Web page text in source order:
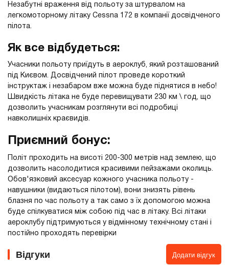
Незабутні враження від польоту за штурвалом на
легкомоторному літаку Cessna 172 в компанії досвідченого
пілота.
Як все відбудеться:
Учасники польоту приїдуть в аероклуб, який розташований
під Києвом. Досвідчений пілот проведе короткий
інструктаж і незабаром вже можна буде піднятися в небо!
Швидкість літака не буде перевищувати 230 км \ год, що
дозволить учасникам розглянути всі подробиці
навколишніх краєвидів.
Приємний бонус:
Політ проходить на висоті 200-300 метрів над землею, що
дозволить насолодитися красивими пейзажами околиць.
Обов'язковий аксесуар кожного учасника польоту -
навушники (видаються пілотом), вони знизять рівень
блазня по час польоту а так само з їх допомогою можна
буде спілкуватися між собою під час в літаку. Всі літаки
аероклубу підтримуються у відмінному технічному стані і
постійно проходять перевірки
Відгуки Додати відгук